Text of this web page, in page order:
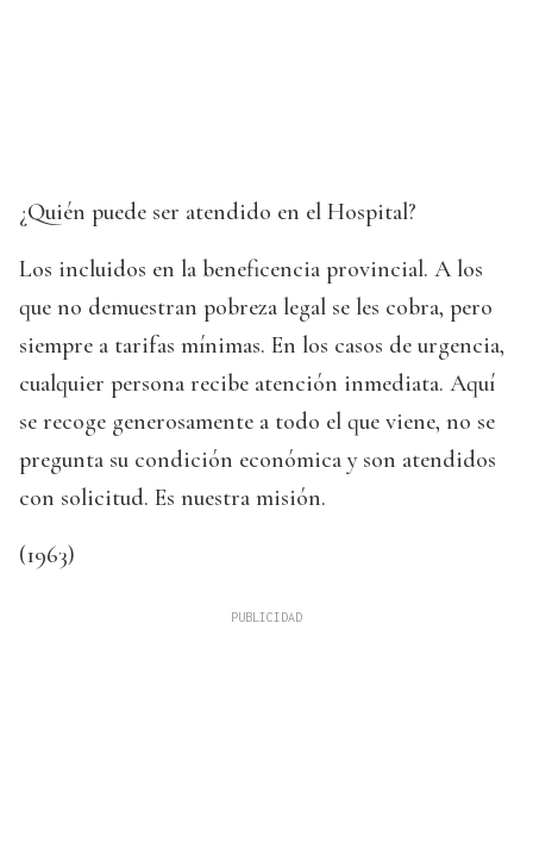
¿Quién puede ser atendido en el Hospital?
Los incluidos en la beneficencia provincial. A los
que no demuestran pobreza legal se les cobra, pero
siempre a tarifas mínimas. En los casos de urgencia,
cualquier persona recibe atención inmediata. Aquí
se recoge generosamente a todo el que viene, no se
pregunta su condición económica y son atendidos
con solicitud. Es nuestra misión.
(1963)